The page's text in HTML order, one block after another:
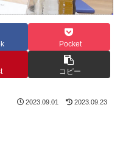
Pocket
コピー
2023.09.01 2023.09.23